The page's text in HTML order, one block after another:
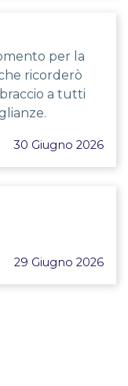
per la
ricorderò
a tutti
30 Giugno 2026
29 Giugno 2026